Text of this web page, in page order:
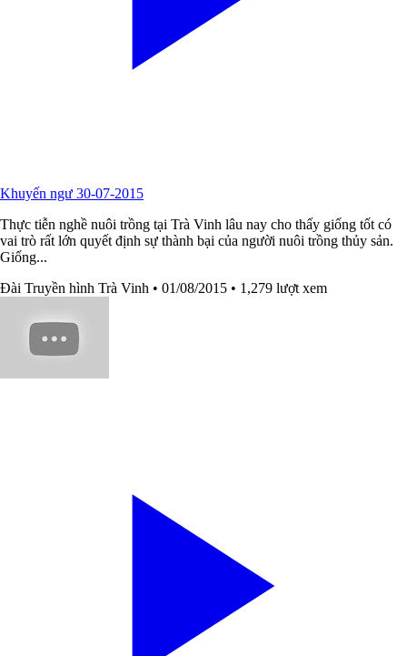
Khuyến ngư 30-07-2015
Thực tiễn nghề nuôi trồng tại Trà Vinh lâu nay cho thấy giống tốt có
vai trò rất lớn quyết định sự thành bại của người nuôi trồng thủy sản.
Giống...
Đài Truyền hình Trà Vinh • 01/08/2015 • 1,279 lượt xem